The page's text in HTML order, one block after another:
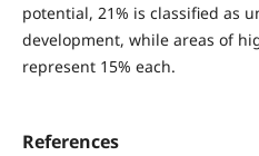
potential, 21% is classified as
development, while areas of
represent 15% each.
References